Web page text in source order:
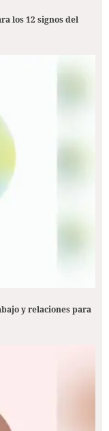
los 12 signos del
y relaciones para